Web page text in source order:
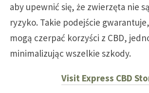
aby upewnić się, że zwierzęta nie
ryzyko. Takie podejście
mogą czerpać korzyści z CBD,
minimalizując wszelkie szkody.
Visit Express CBD